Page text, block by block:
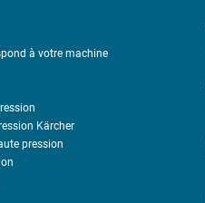
à votre machine
Kärcher
pression